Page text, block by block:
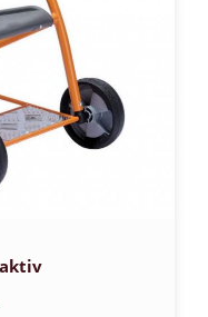
aktiv